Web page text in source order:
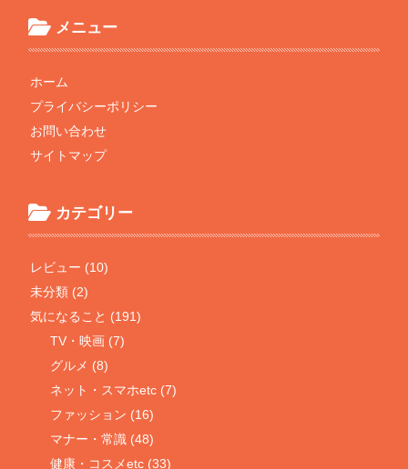
メニュー
ホーム
プライバシーポリシー
お問い合わせ
サイトマップ
カテゴリー
レビュー (10)
未分類 (2)
気になること (191)
TV・映画 (7)
グルメ (8)
ネット・スマホetc (7)
ファッション (16)
マナー・常識 (48)
健康・コスメetc (33)